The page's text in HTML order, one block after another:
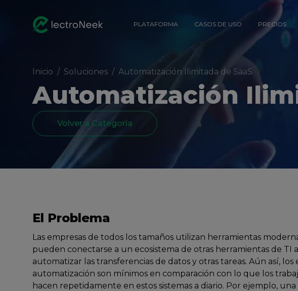
PLATAFORMA CASOS DE USO PRECIOS
Inicio / Soluciones / Automatización Ilimitada de SaaS
Automatización
Volver a Categoría
El Problema
Las empresas de todos los tamaños utilizan herramientas
pueden conectarse a un ecosistema de otras herramientas de TI
automatizar las transferencias de datos y otras tareas. Aún así, los
automatización son mínimos en comparación con lo que los
hacen repetidamente en estos sistemas a diario. Por ejemplo,